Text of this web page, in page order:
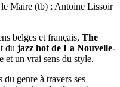
Maire (tb) ; Antoine Lissoir
belges et français, The
du jazz hot de La Nouvelle-
et un vrai sens du style.
du genre à travers ses